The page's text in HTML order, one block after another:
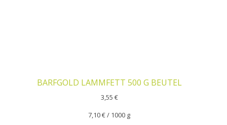
BARFGOLD LAMMFETT 500 G BEUTEL
3,55 €
7,10€/ 1000 g